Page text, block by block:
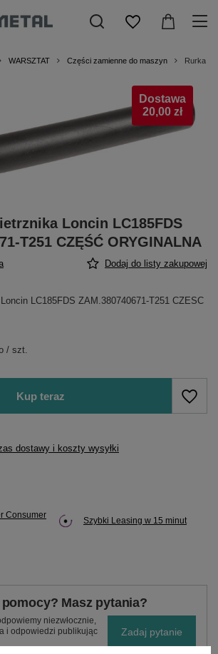
WARSZTAT Części zamienne do maszyn Rurka
Dostawa
20,00 zł
Loncin LC185FDS
T251 CZĘŚĆ ORYGINALNA
Dodaj do listy zakupowej
LC185FDS ZAM.380740671-T251 CZESC
/ szt.
Kup teraz
dostawy i koszty wysyłki
Consumer
Szybki Leasing w 15 minut
Masz pytania?
niezwłocznie,
i odpowiedzi publikując
Zadaj pytanie